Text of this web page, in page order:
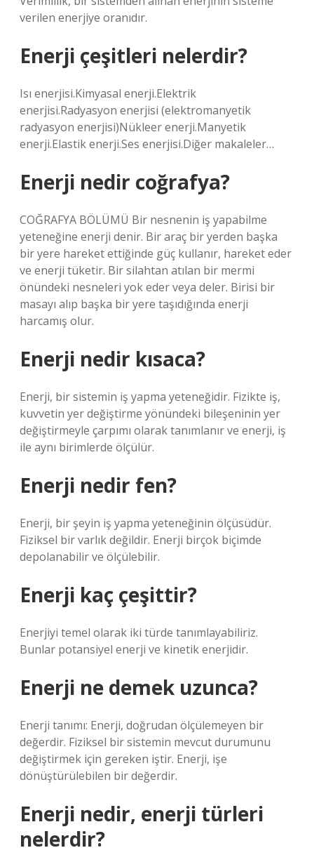
verilen enerjiye oranıdır.
Enerji çeşitleri nelerdir?
Isı enerjisi.Kimyasal enerji.Elektrik
enerjisi.Radyasyon enerjisi (elektromanyetik
radyasyon enerjisi)Nükleer enerji.Manyetik
enerji.Elastik enerji.Ses enerjisi.Diğer makaleler…
Enerji nedir coğrafya?
COĞRAFYA BÖLÜMÜ Bir nesnenin iş yapabilme
yeteneğine enerji denir. Bir araç bir yerden başka
bir yere hareket ettiğinde güç kullanır, hareket eder
ve enerji tüketir. Bir silahtan atılan bir mermi
önündeki nesneleri yok eder veya deler. Birisi bir
masayı alıp başka bir yere taşıdığında enerji
harcamış olur.
Enerji nedir kısaca?
Enerji, bir sistemin iş yapma yeteneğidir. Fizikte iş,
kuvvetin yer değiştirme yönündeki bileşeninin yer
değiştirmeyle çarpımı olarak tanımlanır ve enerji, iş
ile aynı birimlerde ölçülür.
Enerji nedir fen?
Enerji, bir şeyin iş yapma yeteneğinin ölçüsüdür.
Fiziksel bir varlık değildir. Enerji birçok biçimde
depolanabilir ve ölçülebilir.
Enerji kaç çeşittir?
Enerjiyi temel olarak iki türde tanımlayabiliriz.
Bunlar potansiyel enerji ve kinetik enerjidir.
Enerji ne demek uzunca?
Enerji tanımı: Enerji, doğrudan ölçülemeyen bir
değerdir. Fiziksel bir sistemin mevcut durumunu
değiştirmek için gereken iştir. Enerji, işe
dönüştürülebilen bir değerdir.
Enerji nedir, enerji türleri
nelerdir?